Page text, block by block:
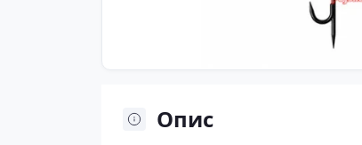
Опис